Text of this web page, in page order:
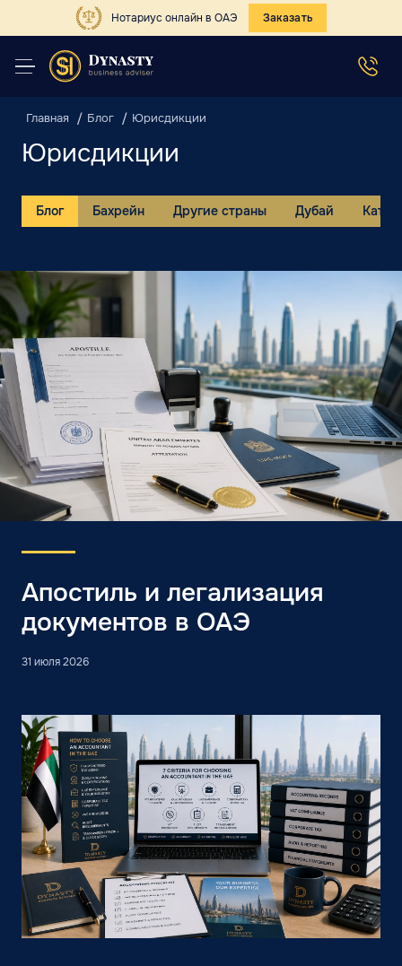
Нотариус онлайн в ОАЭ Заказать
Главная Блог Юрисдикции
Юрисдикции
Блог Бахрейн Другие страны Дубай Катар
Апостиль и легализация
документов в ОАЭ
31 июля 2026